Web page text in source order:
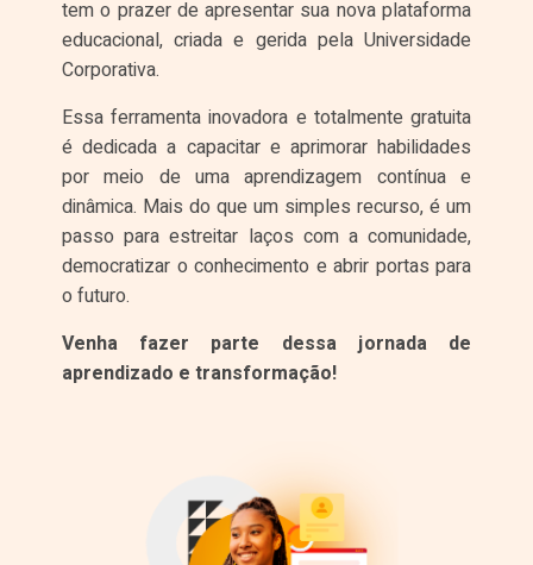
tem o prazer de apresentar sua nova plataforma
educacional, criada e gerida pela Universidade
Corporativa.
Essa ferramenta inovadora e totalmente gratuita
é dedicada a capacitar e aprimorar habilidades
por meio de uma aprendizagem contínua e
dinâmica. Mais do que um simples recurso, é um
passo para estreitar laços com a comunidade,
democratizar o conhecimento e abrir portas para
o futuro.
Venha fazer parte dessa jornada de
aprendizado e transformação!